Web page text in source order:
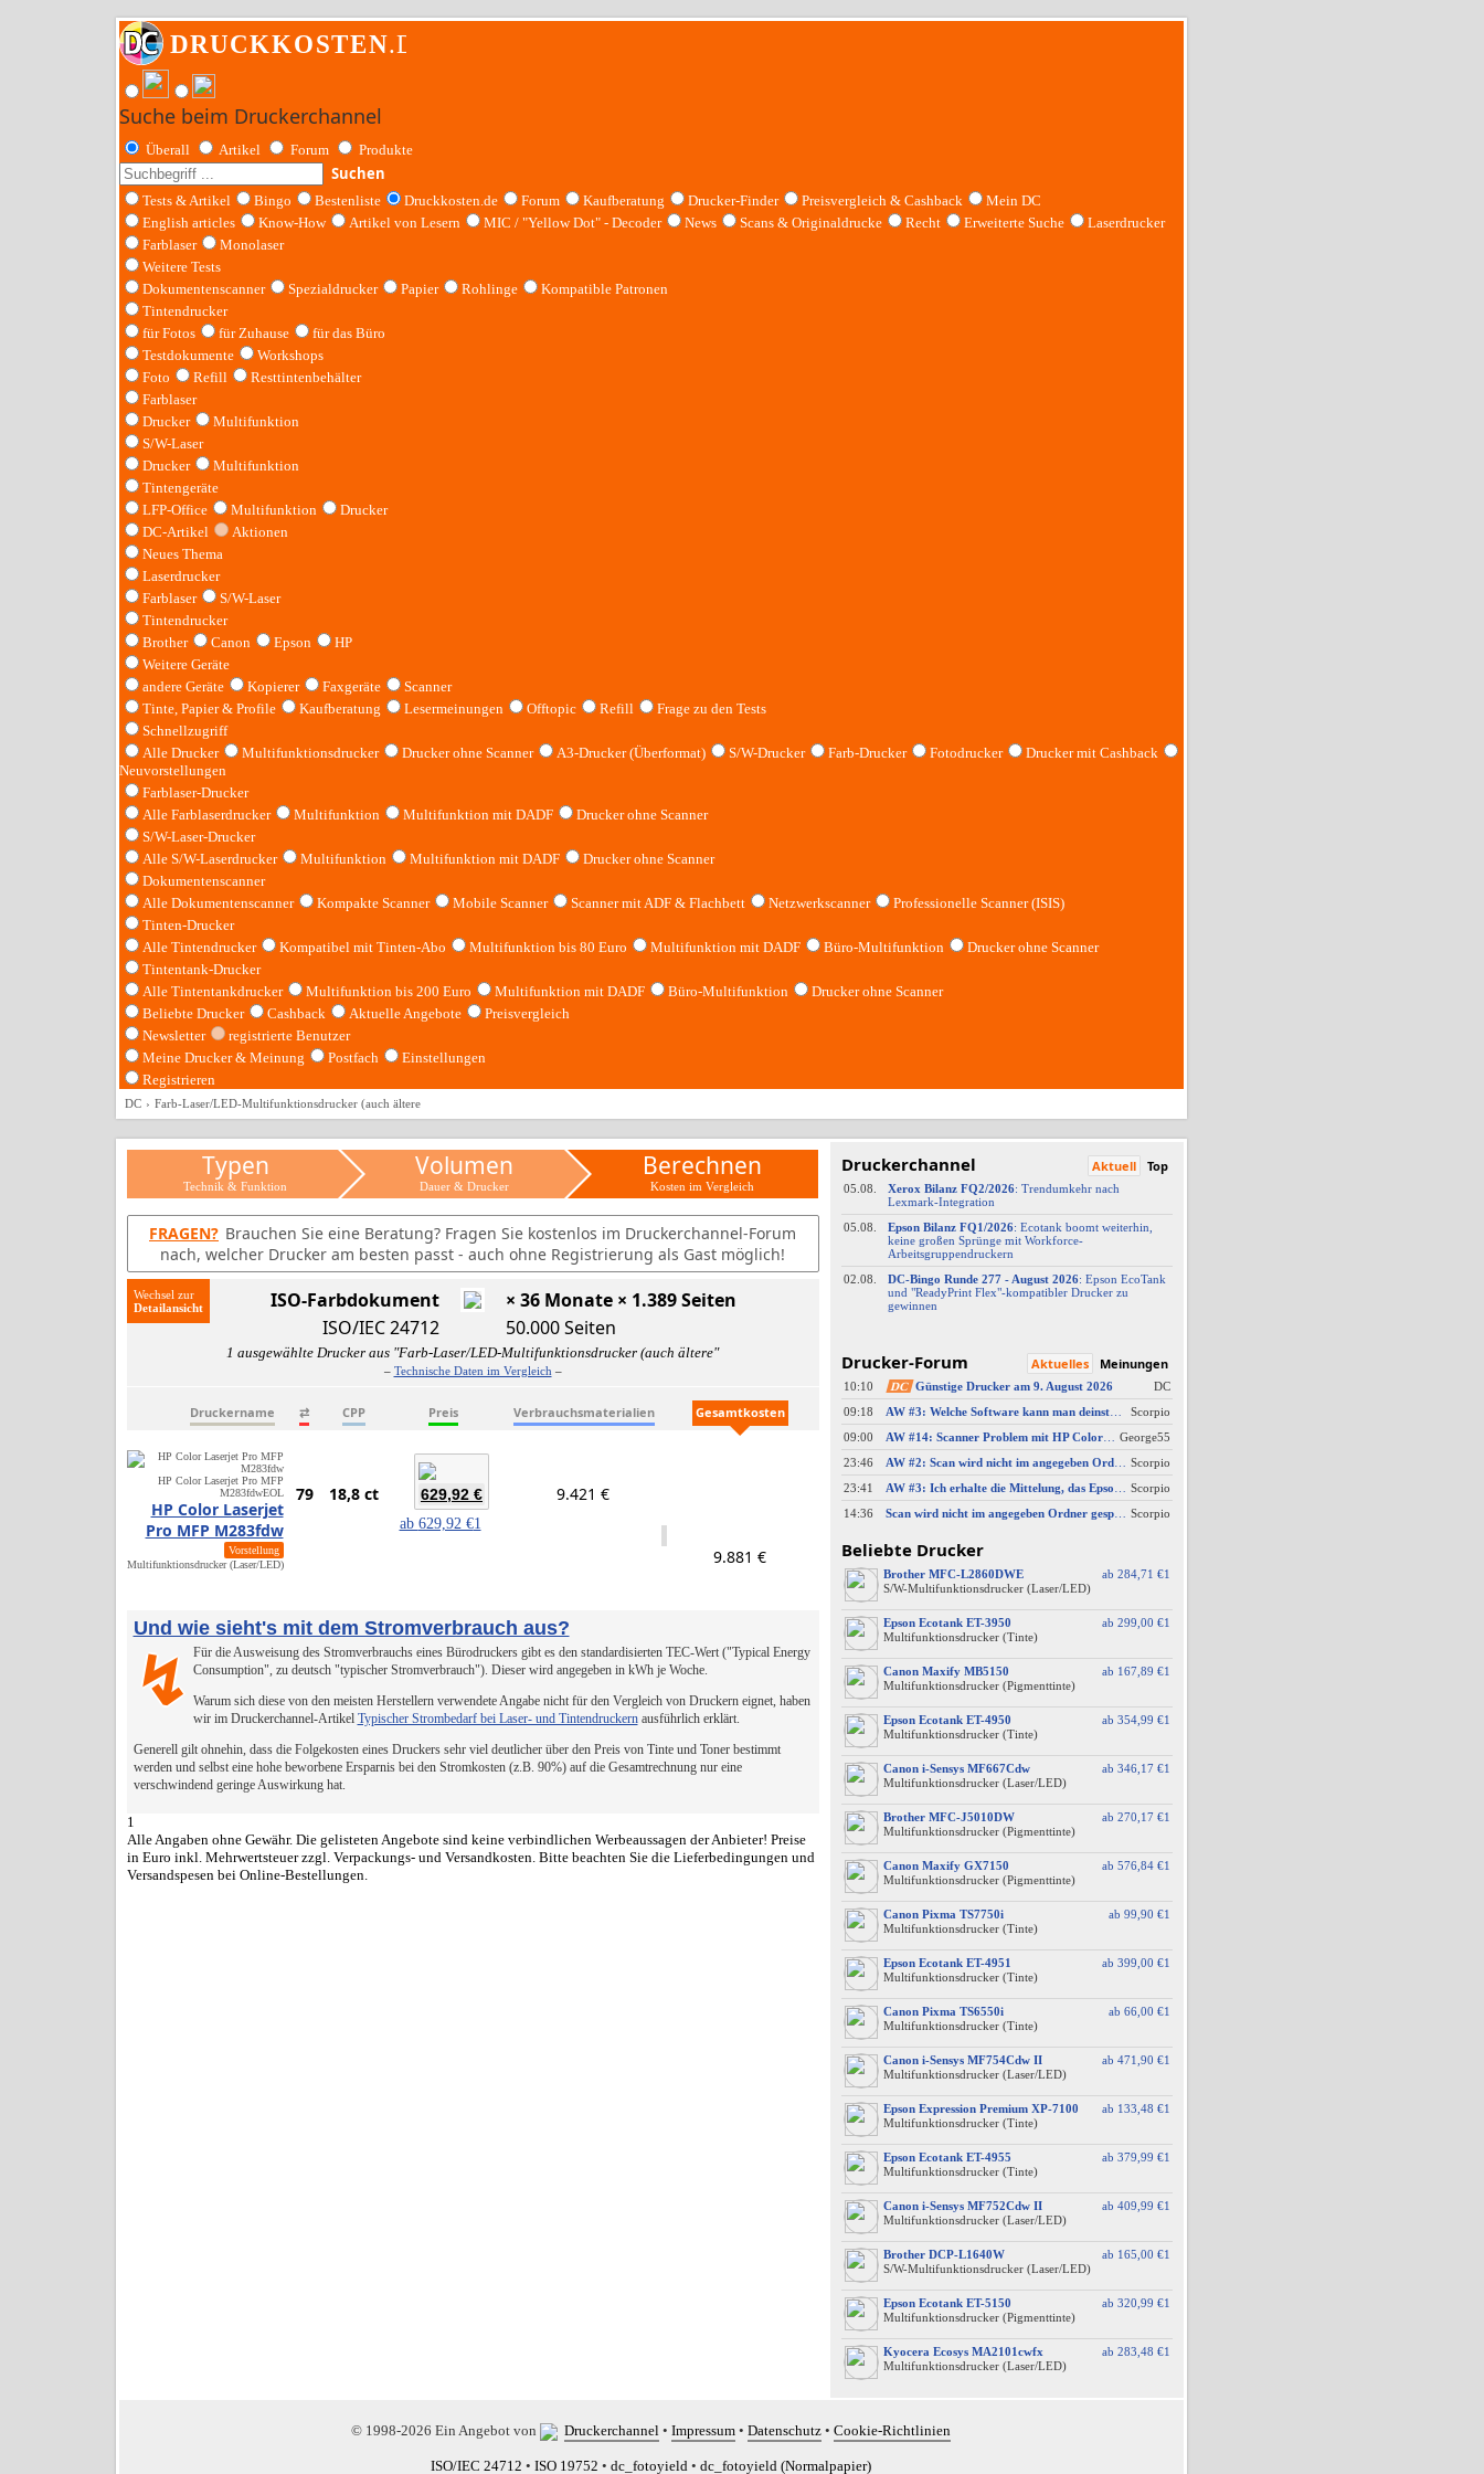
Suche beim Druckerchannel
Überall Artikel Forum Produkte
Suchen
Tests & Artikel Bingo Bestenliste Druckkosten.de Forum Kaufberatung Drucker-Finder Preisvergleich & Cashback
Mein DC
English articles
Know-How Artikel von Lesern MIC / "Yellow Dot" - Decoder News Scans & Originaldrucke Recht Erweiterte Suche
Laserdrucker
Farblaser
Monolaser
Weitere Tests
Dokumentenscanner
Spezialdrucker Papier Rohlinge
Kompatible Patronen
Tintendrucker
für Fotos
für Zuhause
für das Büro
Testdokumente
Workshops
Foto
Refill
Resttintenbehälter
Farblaser
Drucker
Multifunktion
S/W-Laser
Drucker
Multifunktion
Tintengeräte
LFP-Office
Multifunktion
Drucker
DC-Artikel
Aktionen
Neues Thema
Laserdrucker
Farblaser
S/W-Laser
Tintendrucker
Brother
Canon Epson
HP
Weitere Geräte
andere Geräte
Kopierer Faxgeräte
Scanner
Tinte, Papier & Profile
Kaufberatung Lesermeinungen Offtopic Refill
Frage zu den Tests
Schnellzugriff
Alle Drucker
Multifunktionsdrucker Drucker ohne Scanner A3-Drucker (Überformat) S/W-Drucker Farb-Drucker Fotodrucker
Drucker mit Cashback
Neuvorstellungen
Farblaser-Drucker
Alle Farblaserdrucker
Multifunktion Multifunktion mit DADF
Drucker ohne Scanner
S/W-Laser-Drucker
Alle S/W-Laserdrucker
Multifunktion Multifunktion mit DADF
Drucker ohne Scanner
Dokumentenscanner
Alle Dokumentenscanner
Kompakte Scanner Mobile Scanner Scanner mit ADF & Flachbett Netzwerkscanner
Professionelle Scanner (ISIS)
Tinten-Drucker
Alle Tintendrucker
Kompatibel mit Tinten-Abo Multifunktion bis 80 Euro Multifunktion mit DADF Büro-Multifunktion
Drucker ohne Scanner
Tintentank-Drucker
Alle Tintentankdrucker
Multifunktion bis 200 Euro Multifunktion mit DADF Büro-Multifunktion
Drucker ohne Scanner
Beliebte Drucker
Cashback Aktuelle Angebote
Preisvergleich
Newsletter
registrierte Benutzer
Meine Drucker & Meinung
Postfach
Einstellungen
Registrieren
DC Farb-Laser/LED-Multifunktionsdrucker (auch ältere
Typen
Technik & Funktion
Volumen
Dauer & Drucker
Berechnen
Kosten im Vergleich
FRAGEN? Brauchen Sie eine Beratung? Fragen Sie kostenlos im Druckerchannel-Forum
nach, welcher Drucker am besten passt - auch ohne Registrierung als Gast möglich!
Wechsel zur
ISO-Farbdokument
ISO/IEC 24712
× 36 Monate × 1.389 Seiten
50.000 Seiten
1 ausgewählte Drucker aus "Farb-Laser/LED-Multifunktionsdrucker (auch ältere"
– Technische Daten im Vergleich –
Druckername ⇄ CPP Preis Verbrauchsmaterialien Gesamtkosten
HP Color Laserjet Pro MFP
M283fdwEOL
HP Color Laserjet
Pro MFP M283fdw
Vorstellung
Multifunktionsdrucker (Laser/LED)
79 18,8 ct 629,92 €
ab 629,92 €1
9.421 €
9.881 €
Und wie sieht's mit dem Stromverbrauch aus?
↯
Für die Ausweisung des Stromverbrauchs eines Bürodruckers gibt es den standardisierten TEC-Wert ("Typical Energy
Consumption", zu deutsch "typischer Stromverbrauch"). Dieser wird angegeben in kWh je Woche.
Warum sich diese von den meisten Herstellern verwendete Angabe nicht für den Vergleich von Druckern eignet, haben
wir im Druckerchannel-Artikel Typischer Strombedarf bei Laser- und Tintendruckernausführlich erklärt.
Generell gilt ohnehin, dass die Folgekosten eines Druckers sehr viel deutlicher über den Preis von Tinte und Toner bestimmt
werden und selbst eine hohe beworbene Ersparnis bei den Stromkosten (z.B. 90%) auf die Gesamtrechnung nur eine
verschwindend geringe Auswirkung hat.
1
Alle Angaben ohne Gewähr. Die gelisteten Angebote sind keine verbindlichen Werbeaussagen der Anbieter! Preise
in Euro inkl. Mehrwertsteuer zzgl. Verpackungs- und Versandkosten. Bitte beachten Sie die Lieferbedingungen und
Versandspesen bei Online-Bestellungen.
Druckerchannel Aktuell Top
05.08. Xerox Bilanz FQ2/2026: Trendumkehr nach
Lexmark-​Integration
05.08.
Epson Bilanz FQ1/2026: Ecotank boomt weiterhin,
keine großen Sprünge mit Workforce-​
Arbeitsgruppendruckern
02.08.
DC-​Bingo Runde 277 -​ August 2026: Epson EcoTank
und "ReadyPrint Flex"-​kompatibler Drucker zu
gewinnen
Drucker-Forum Aktuelles Meinungen
10:10 DC Günstige Drucker am 9. August 2026
DC
09:18
AW #3: Welche Software kann man deinstallieren - welche ich zwingend erforderlich
Scorpio
09:00
AW #14: Scanner Problem mit HP Color Laserjet Pro MFP M479fdw
George55
23:46
AW #2: Scan wird nicht im angegeben Ordner gespeichert, wenn vom Bediendisplay gescannt wird
Scorpio
23:41
Scorpio
14:36
Scan wird nicht im angegeben Ordner gespeichert, wenn vom Bediendisplay gescannt wird Scorpio
Beliebte Drucker
ab 284,71 €1
Brother MFC-L2860DWE
S/W-Multifunktionsdrucker (Laser/LED)
ab 299,00 €1
Epson Ecotank ET-3950
Multifunktionsdrucker (Tinte)
ab 167,89 €1
Canon Maxify MB5150
Multifunktionsdrucker (Pigmenttinte)
ab 354,99 €1
Epson Ecotank ET-4950
Multifunktionsdrucker (Tinte)
ab 346,17 €1
Canon i-Sensys MF667Cdw
Multifunktionsdrucker (Laser/LED)
ab 270,17 €1
Brother MFC-J5010DW
Multifunktionsdrucker (Pigmenttinte)
ab 576,84 €1
Canon Maxify GX7150
Multifunktionsdrucker (Pigmenttinte)
ab 99,90 €1
Canon Pixma TS7750i
Multifunktionsdrucker (Tinte)
ab 399,00 €1
Epson Ecotank ET-4951
Multifunktionsdrucker (Tinte)
ab 66,00 €1
Canon Pixma TS6550i
Multifunktionsdrucker (Tinte)
ab 471,90 €1
Canon i-Sensys MF754Cdw II
Multifunktionsdrucker (Laser/LED)
ab 133,48 €1
Epson Expression Premium XP-7100
Multifunktionsdrucker (Tinte)
ab 379,99 €1
Epson Ecotank ET-4955
Multifunktionsdrucker (Tinte)
ab 409,99 €1
Canon i-Sensys MF752Cdw II
Multifunktionsdrucker (Laser/LED)
ab 165,00 €1
Brother DCP-L1640W
S/W-Multifunktionsdrucker (Laser/LED)
ab 320,99 €1
Epson Ecotank ET-5150
Multifunktionsdrucker (Pigmenttinte)
ab 283,48 €1
Kyocera Ecosys MA2101cwfx
Multifunktionsdrucker (Laser/LED)
© 1998-2026 Ein Angebot von Druckerchannel • Impressum • Datenschutz • Cookie-Richtlinien
ISO/IEC 24712 • ISO 19752 • dc_fotoyield • dc_fotoyield (Normalpapier)